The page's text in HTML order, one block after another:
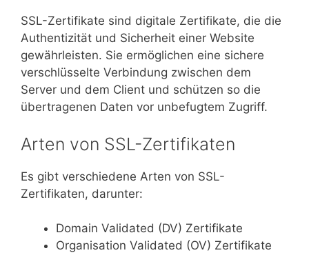
SSL-Zertifikate sind digitale Zertifikate, die die
Authentizität und Sicherheit einer Website
gewährleisten. Sie ermöglichen eine sichere
verschlüsselte Verbindung zwischen dem
Server und dem Client und schützen so die
übertragenen Daten vor unbefugtem Zugriff.
Arten von SSL-Zertifikaten
Es gibt verschiedene Arten von SSL-
Zertifikaten, darunter:
Domain Validated (DV) Zertifikate
Organisation Validated (OV) Zertifikate